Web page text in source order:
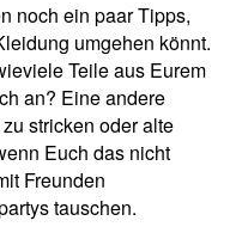
noch ein paar Tipps,
umgehen könnt.
Teile aus Eurem
an? Eine andere
stricken oder alte
Euch das nicht
Freunden
tauschen.